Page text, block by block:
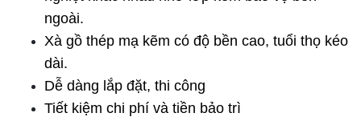
ngoài.
Xà gồ thép mạ kẽm có độ bền cao, tuổi thọ kéo
dài.
Dễ dàng lắp đặt, thi công
Tiết kiệm chi phí và tiền bảo trì